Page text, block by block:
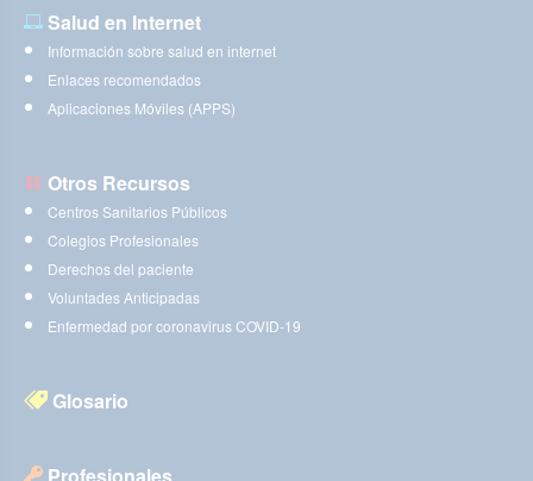
Salud en Internet
Información sobre salud en internet
Enlaces recomendados
Aplicaciones Móviles (APPS)
Otros Recursos
Centros Sanitarios Públicos
Colegios Profesionales
Derechos del paciente
Voluntades Anticipadas
Enfermedad por coronavirus COVID-19
Glosario